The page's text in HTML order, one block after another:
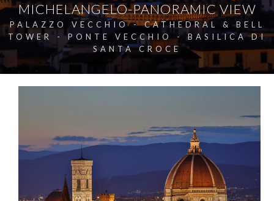
MICHELANGELO-PANORAMIC VIEW
PALAZZO VECCHIO - CATHEDRAL & BELL
TOWER - PONTE VECCHIO - BASILICA DI
SANTA CROCE